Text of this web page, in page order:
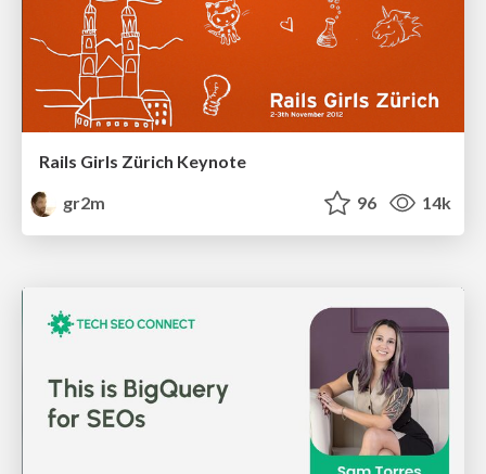
Rails Girls Zürich Keynote
gr2m
96 14k